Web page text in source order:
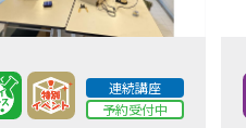
連続講座
予約受付中